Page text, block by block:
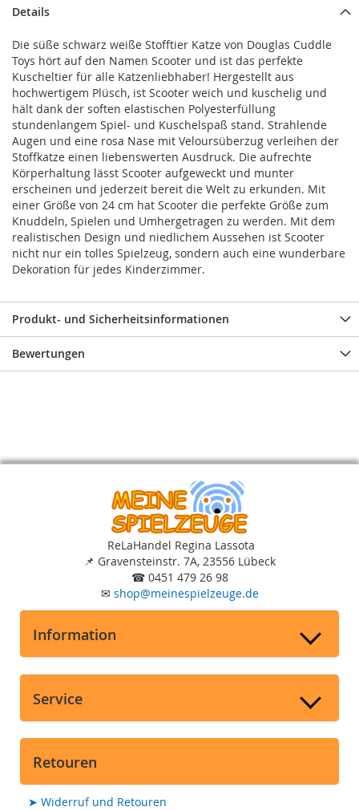
Details
Die süße schwarz weiße Stofftier Katze von Douglas Cuddle
Toys hört auf den Namen Scooter und ist das perfekte
Kuscheltier für alle Katzenliebhaber! Hergestellt aus
hochwertigem Plüsch, ist Scooter weich und kuschelig und
hält dank der soften elastischen Polyesterfüllung
stundenlangem Spiel- und Kuschelspaß stand. Strahlende
Augen und eine rosa Nase mit Veloursüberzug verleihen der
Stoffkatze einen liebenswerten Ausdruck. Die aufrechte
Körperhaltung lässt Scooter aufgeweckt und munter
erscheinen und jederzeit bereit die Welt zu erkunden. Mit
einer Größe von 24 cm hat Scooter die perfekte Größe zum
Knuddeln, Spielen und Umhergetragen zu werden. Mit dem
realistischen Design und niedlichem Aussehen ist Scooter
nicht nur ein tolles Spielzeug, sondern auch eine wunderbare
Dekoration für jedes Kinderzimmer.
Produkt- und Sicherheitsinformationen
Bewertungen
ReLaHandel Regina Lassota
📌 Gravensteinstr. 7A, 23556 Lübeck
☎ 0451 479 26 98
✉ shop@meinespielzeuge.de
Information
Service
Retouren
➤ Widerruf und Retouren